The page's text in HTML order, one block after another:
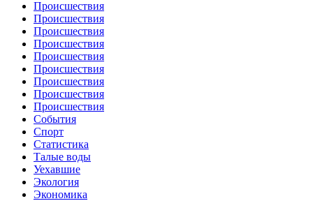
Происшествия
Происшествия
Происшествия
Происшествия
Происшествия
Происшествия
Происшествия
Происшествия
Происшествия
События
Спорт
Статистика
Талые воды
Уехавшие
Экология
Экономика